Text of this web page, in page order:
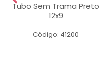
Tubo Sem Trama Preto
12x9
Código: 41200